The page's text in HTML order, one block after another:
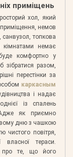
приміщень
хол, який
немов
санвузол, топкова
немає
комфортно у
зібратися разом,
перестінки за
каркасным
і надає
із спалень
як приємно
дню з чашкою
чистого повітря,
тераси.
про те, що його